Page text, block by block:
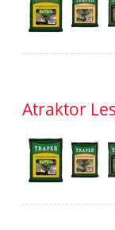
Atraktor